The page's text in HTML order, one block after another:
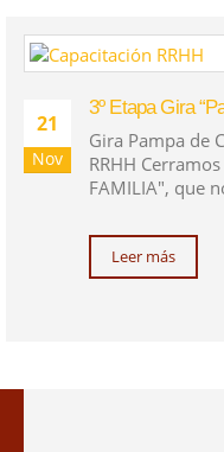
21
Nov
3º Etapa Gira
Gira Pampa de
RRHH
FAMILIA", que
Leer más